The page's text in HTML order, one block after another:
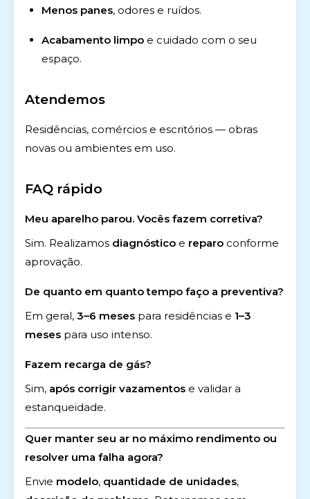
Menos panes, odores e ruídos.
Acabamento limpo e cuidado com o seu
espaço.
Atendemos
Residências, comércios e escritórios — obras
novas ou ambientes em uso.
FAQ rápido
Meu aparelho parou. Vocês fazem corretiva?
Sim. Realizamos diagnóstico e reparo conforme
aprovação.
De quanto em quanto tempo faço a preventiva?
Em geral, 3–6 meses para residências e 1–3
meses para uso intenso.
Fazem recarga de gás?
Sim, após corrigir vazamentos e validar a
estanqueidade.
Quer manter seu ar no máximo rendimento ou
resolver uma falha agora?
Envie modelo, quantidade de unidades,